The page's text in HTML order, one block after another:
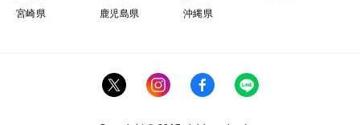
宮崎県
鹿児島県 沖縄県